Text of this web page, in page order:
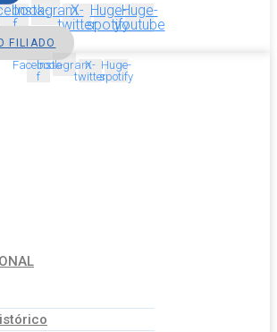
f
InstagramX-
twitter
Huge-
spotify
Huge-
youtube
FILIADO
Facebook-
f
InstagramX-
twitter
Huge-
spotify